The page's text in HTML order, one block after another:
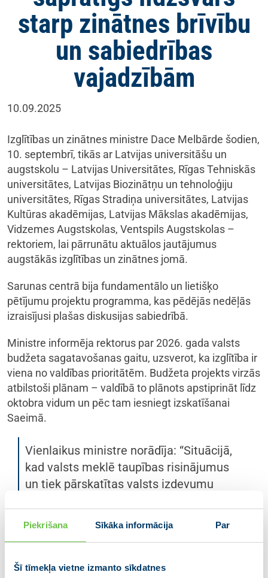
Piekrišana Sīkāka informācija Par
Šī tīmekļa vietne izmanto sīkdatnes
starp zinātnes brīvību
un sabiedrības
vajadzībām
10.09.2025
Izglītības un zinātnes ministre Dace Melbārde šodien,
10. septembrī, tikās ar Latvijas universitāšu un
augstskolu – Latvijas Universitātes, Rīgas Tehniskās
universitātes, Latvijas Biozinātņu un tehnoloģiju
universitātes, Rīgas Stradiņa universitātes, Latvijas
Kultūras akadēmijas, Latvijas Mākslas akadēmijas,
Vidzemes Augstskolas, Ventspils Augstskolas –
rektoriem, lai pārrunātu aktuālos jautājumus
augstākās izglītības un zinātnes jomā.
Sarunas centrā bija fundamentālo un lietišķo
pētījumu projektu programma, kas pēdējās nedēļās
izraisījusi plašas diskusijas sabiedrībā.
Ministre informēja rektorus par 2026. gada valsts
budžeta sagatavošanas gaitu, uzsverot, ka izglītība ir
viena no valdības prioritātēm. Budžeta projekts virzās
atbilstoši plānam – valdībā to plānots apstiprināt līdz
oktobra vidum un pēc tam iesniegt izskatīšanai
Saeimā.
Vienlaikus ministre norādīja: “Situācijā,
kad valsts meklē taupības risinājumus
un tiek pārskatītas valsts izdevumu
valsts finansējuma ieguldījumu
lietderību. Atsevišķi pētniecības projekti,
kritiku un radījuši maldīgu iespaidu